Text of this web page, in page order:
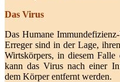
Das Virus
Das Humane
Erreger sind in der Lage,
Wirtskörpers, in diesem Falle
kann das Virus nach einer
dem Körper entfernt werden.